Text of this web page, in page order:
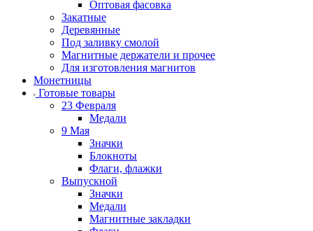
Оптовая фасовка
Закатные
Деревянные
Под заливку смолой
Магнитные держатели и прочее
Для изготовления магнитов
Монетницы
Готовые товары
23 Февраля
Медали
9 Мая
Значки
Блокноты
Флаги, флажки
Выпускной
Значки
Медали
Магнитные закладки